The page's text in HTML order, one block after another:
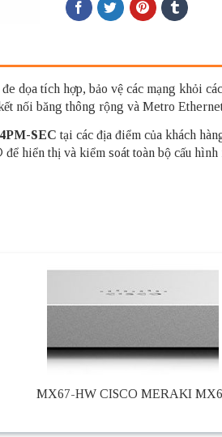
dọa tích hợp, bảo vệ các mạng khỏi
nối băng thông rộng và Metro
SECtại các địa điểm của khách
hiển thị và kiểm soát toàn bộ cấu
MX67-HW CISCO MERAKI